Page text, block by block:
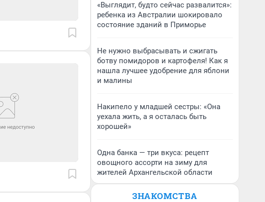
«Выглядит, будто сейчас развалится»:
ребенка из Австралии шокировало
состояние зданий в Приморье
Не нужно выбрасывать и сжигать
ботву помидоров и картофеля! Как я
нашла лучшее удобрение для яблони
и малины
Накипело у младшей сестры: «Она
уехала жить, а я осталась быть
хорошей»
Одна банка — три вкуса: рецепт
овощного ассорти на зиму для
жителей Архангельской области
ЗНАКОМСТВА